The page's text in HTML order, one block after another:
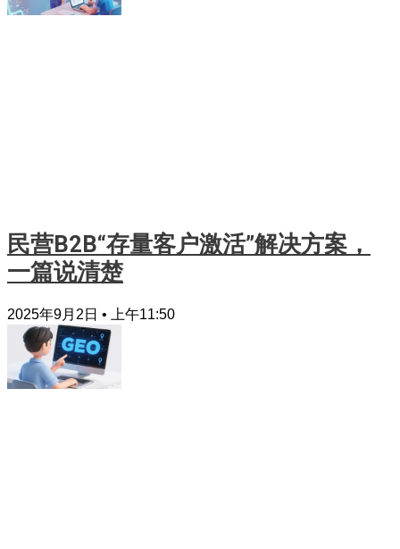
民营B2B“存量客户激活”解决方案，
一篇说清楚
2025年9月2日 上午11:50